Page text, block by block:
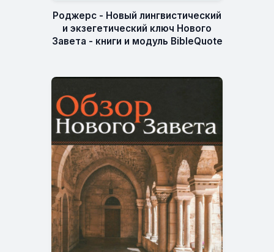
Роджерс - Новый лингвистический
и экзегетический ключ Нового
Завета - книги и модуль BibleQuote